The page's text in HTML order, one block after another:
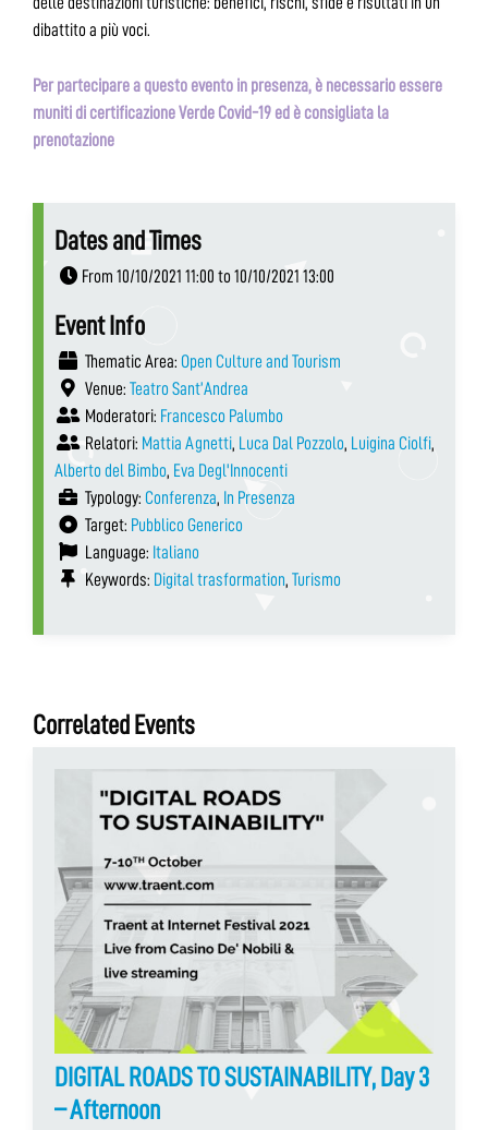
dibattito a più voci.
Per partecipare a questo evento in presenza, è necessario essere
muniti di certificazione Verde Covid-19 ed è consigliata la
prenotazione
Dates and Times
From 10/10/2021 11:00 to 10/10/2021 13:00
Event Info
Thematic Area: Open Culture and Tourism
Venue: Teatro Sant’Andrea
Moderatori: Francesco Palumbo
Relatori: Mattia Agnetti, Luca Dal Pozzolo, Luigina Ciolfi,
Alberto del Bimbo, Eva Degl'Innocenti
Typology: Conferenza, In Presenza
Target: Pubblico Generico
Language: Italiano
Keywords: Digital trasformation, Turismo
Correlated Events
DIGITAL ROADS TO SUSTAINABILITY, Day 3
– Afternoon